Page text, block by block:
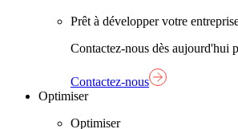
Prêt à développer votre
Contactez-nous dès aujourd'hui
Contactez-nous
Optimiser
Optimiser